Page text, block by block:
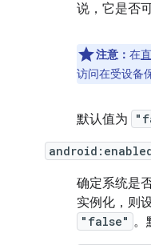
说，它是否
注意： 在
访问在受设备
默认值为
确定系统是
实例化，则
"false" 。